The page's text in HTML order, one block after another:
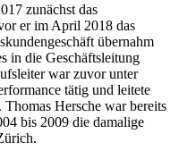
zunächst das
er im April 2018 das
übernahm
in die Geschäftsleitung
war zuvor unter
tätig und leitete
Hersche war bereits
bis 2009 die damalige